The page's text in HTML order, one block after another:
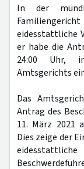
In der
eidesstattliche
er habe die
24:00 Uhr,
Amtsgerichts
Das
Antrag des
11. März 2021
Dies zeige der
eidesstattliche